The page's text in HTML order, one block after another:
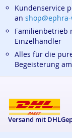
Kundenservice
an
Familienbetrieb
Einzelhändler
Alles für die
Begeisterung
Versand mit DHL